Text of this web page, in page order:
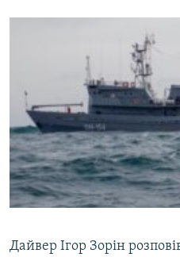
Дайвер Ігор Зорін